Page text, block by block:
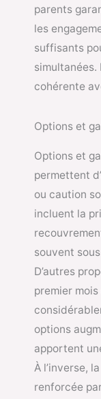
parents
les
suffisants
cohérente
Options et
Options et
permettent
ou caution
incluent la
souvent
D’autres
premier
options
apportent
À l’inverse,
renforcée